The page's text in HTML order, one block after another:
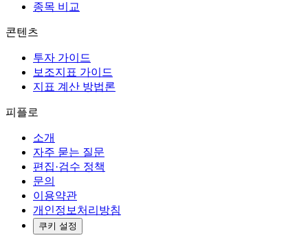
종목 비교
콘텐츠
투자 가이드
보조지표 가이드
지표 계산 방법론
피플로
소개
자주 묻는 질문
편집·검수 정책
문의
이용약관
개인정보처리방침
쿠키 설정